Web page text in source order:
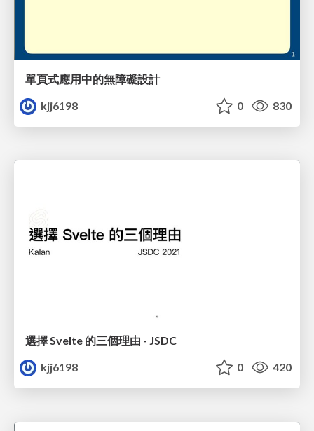
單頁式應用中的無障礙設計
kjj6198
0 830
選擇 Svelte 的三個理由 - JSDC
kjj6198
0 420